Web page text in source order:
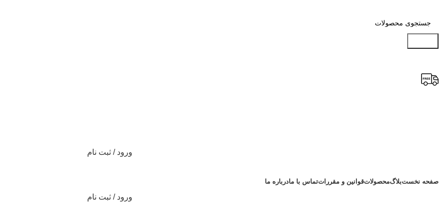
ورود / ثبت نام
صفحه نخستبلاگمحصولاتقوانین و مقرراتتماس با مادرباره ما
ورود / ثبت نام